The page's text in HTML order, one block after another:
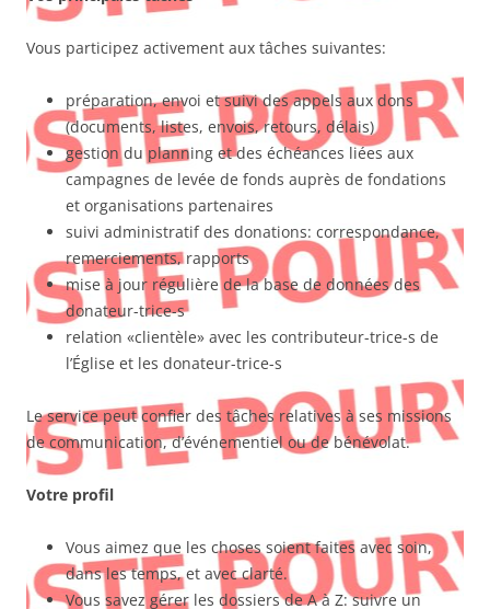
Vous participez activement aux tâches suivantes:
préparation, envoi et suivi des appels aux dons
(documents, listes, envois, retours, délais)
gestion du planning et des échéances liées aux
campagnes de levée de fonds auprès de fondations
et organisations partenaires
suivi administratif des donations: correspondance,
remerciements, rapports
mise à jour régulière de la base de données des
donateur-trice-s
relation «clientèle» avec les contributeur-trice-s de
l’Église et les donateur-trice-s
Le service peut confier des tâches relatives à ses missions
de communication, d’événementiel ou de bénévolat.
Votre profil
Vous aimez que les choses soient faites avec soin,
dans les temps, et avec clarté.
Vous savez gérer les dossiers de A à Z: suivre un